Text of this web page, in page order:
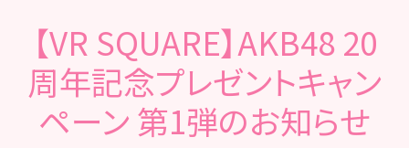
【VR SQUARE】AKB48 20
周年記念プレゼントキャン
ペーン 第1弾のお知らせ